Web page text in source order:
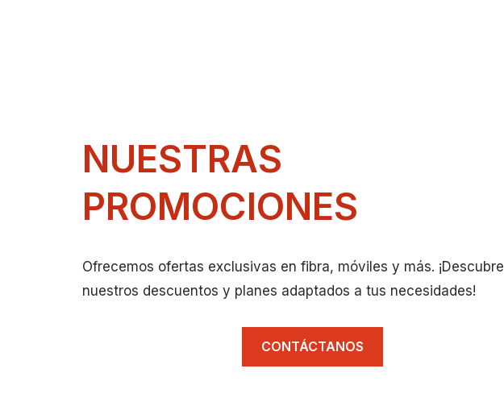
NUESTRAS
PROMOCIONES
Ofrecemos ofertas exclusivas en fibra, móviles y más. ¡Descubre
nuestros descuentos y planes adaptados a tus necesidades!
CONTÁCTANOS